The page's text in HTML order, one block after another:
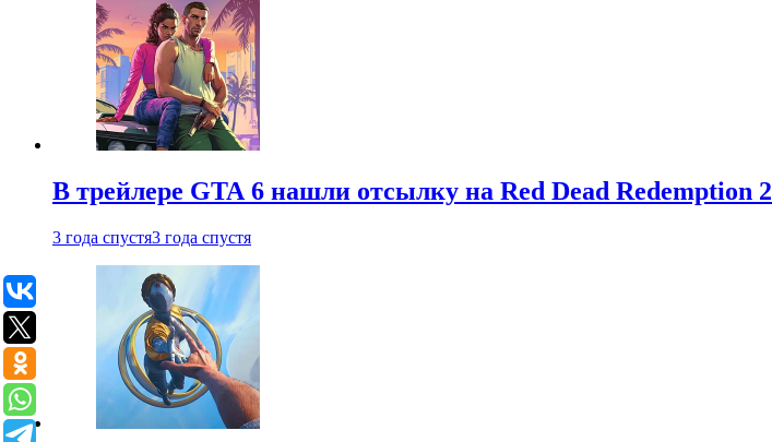
В трейлере GTA 6 нашли отсылку на Red Dead Redemption 2
3 года спустя3 года спустя